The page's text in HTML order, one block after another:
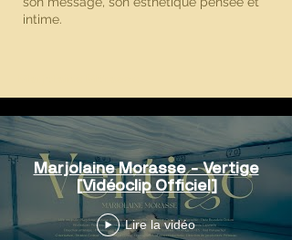
intime.
Marjolaine Morasse - Vertige
[Vidéoclip Officiel]
Lire la vidéo